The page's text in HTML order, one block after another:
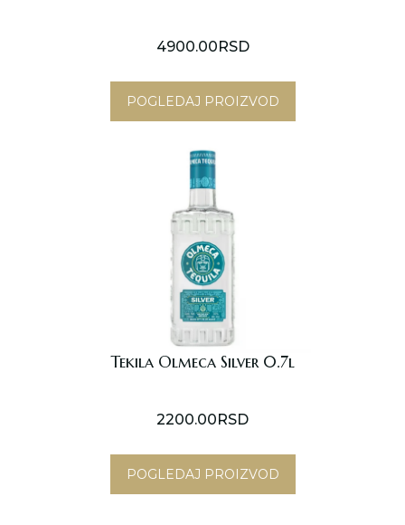
Online shop
Gift Shop
O nama
Deli Market
Lounge Bar
4900.00RSD
POGLEDAJ PROIZVOD
Tekila Olmeca Silver 0.7l
2200.00RSD
POGLEDAJ PROIZVOD